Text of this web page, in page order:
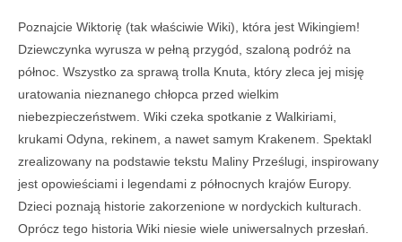
Poznajcie Wiktorię (tak właściwie Wiki), która jest Wikingiem!
Dziewczynka wyrusza w pełną przygód, szaloną podróż na
północ. Wszystko za sprawą trolla Knuta, który zleca jej misję
uratowania nieznanego chłopca przed wielkim
niebezpieczeństwem. Wiki czeka spotkanie z Walkiriami,
krukami Odyna, rekinem, a nawet samym Krakenem. Spektakl
zrealizowany na podstawie tekstu Maliny Prześlugi, inspirowany
jest opowieściami i legendami z północnych krajów Europy.
Dzieci poznają historie zakorzenione w nordyckich kulturach.
Oprócz tego historia Wiki niesie wiele uniwersalnych przesłań.